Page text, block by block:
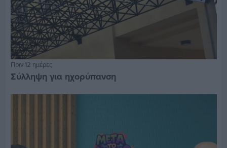
Πριν 12 ημέρες
Σύλληψη για ηχορύπανση